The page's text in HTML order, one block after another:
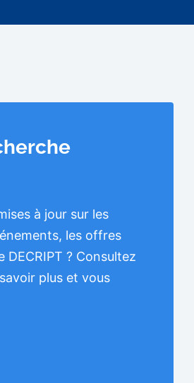
à jour sur les
les offres
? Consultez
plus et vous